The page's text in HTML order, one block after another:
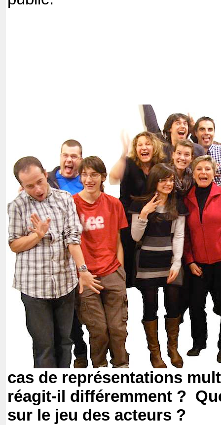
cas de représentations
réagit-il différemment ?
sur le jeu des acteurs ?